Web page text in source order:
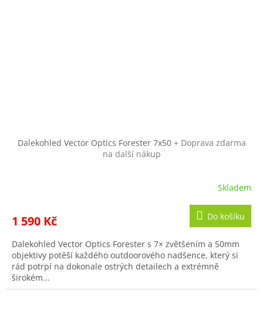
Dalekohled Vector Optics Forester 7x50 + Doprava zdarma
na další nákup
Skladem
1 590 Kč Do košíku
Dalekohled Vector Optics Forester s 7× zvětšením a 50mm
objektivy potěší každého outdoorového nadšence, který si
rád potrpí na dokonale ostrých detailech a extrémně
širokém...